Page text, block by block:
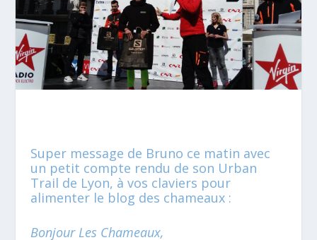
Super message de Bruno ce matin avec
un petit compte rendu de son Urban
Trail de Lyon, à vos claviers pour
alimenter le blog des chameaux :
Bonjour Les Chameaux,